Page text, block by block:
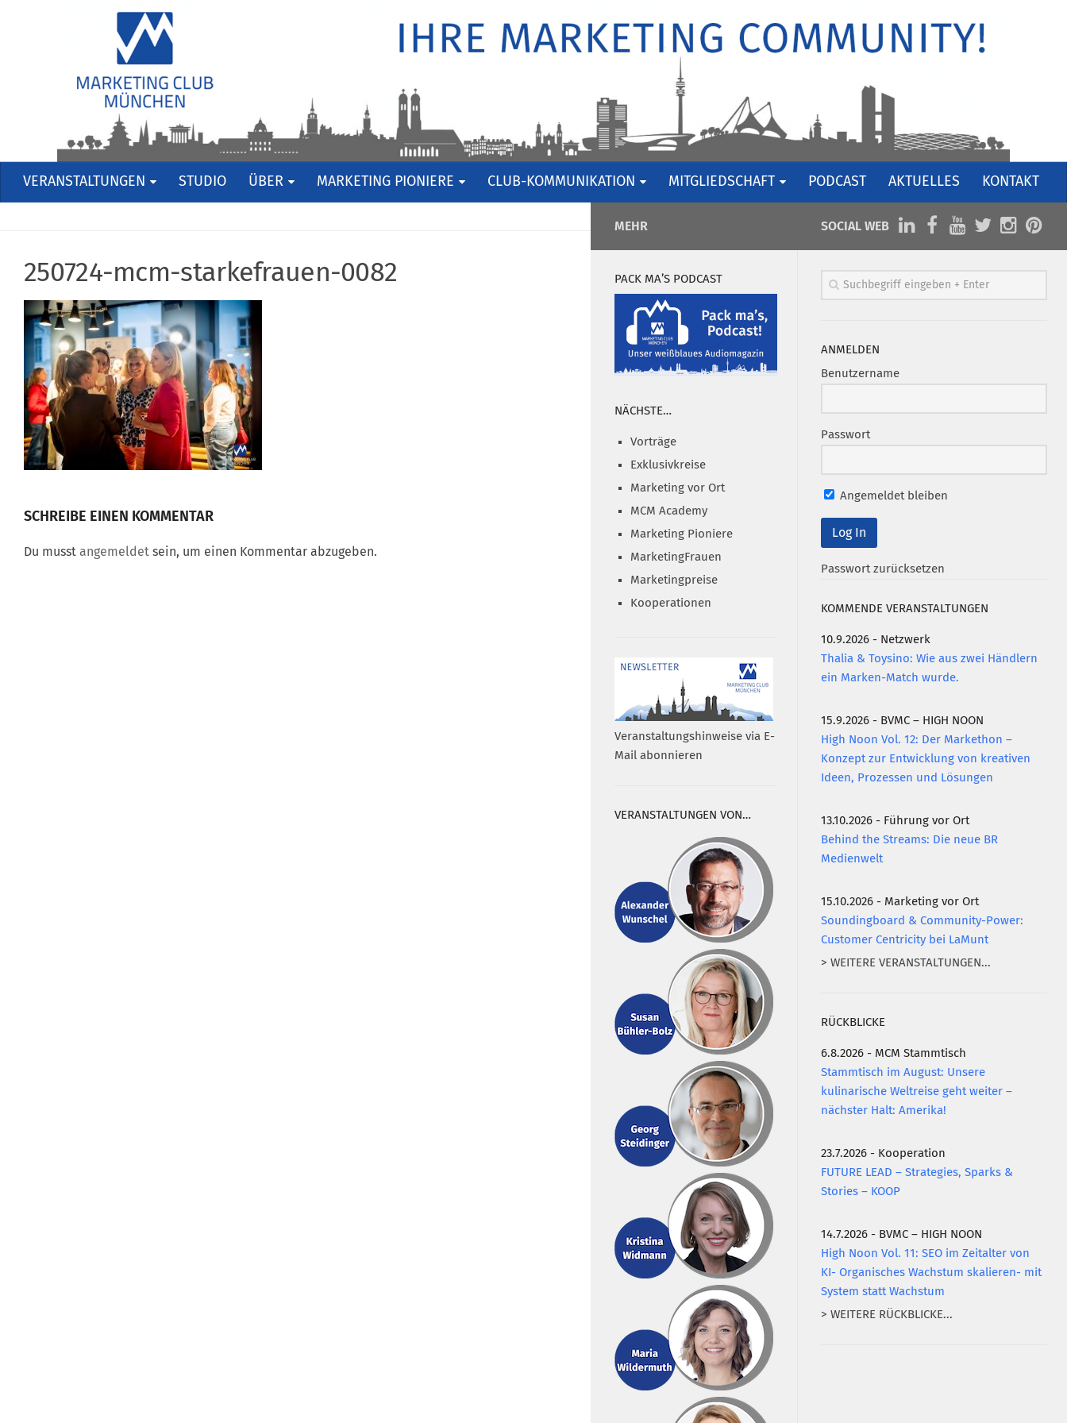
VERANSTALTUNGEN STUDIO ÜBER MARKETING PIONIERE CLUB-KOMMUNIKATION MITGLIEDSCHAFT PODCAST AKTUELLES KONTAKT
250724-mcm-starkefrauen-0082
SCHREIBE EINEN KOMMENTAR
Du musst angemeldet sein, um einen Kommentar abzugeben.
SOCIAL WEB
ANMELDEN
Benutzername
Passwort
Angemeldet bleiben
Passwort zurücksetzen
KOMMENDE VERANSTALTUNGEN
10.9.2026 - Netzwerk
Thalia & Toysino: Wie aus zwei Händlern
ein Marken-Match wurde.
15.9.2026 - BVMC – HIGH NOON
High Noon Vol. 12: Der Markethon –
Konzept zur Entwicklung von kreativen
Ideen, Prozessen und Lösungen
13.10.2026 - Führung vor Ort
Behind the Streams: Die neue BR
Medienwelt
15.10.2026 - Marketing vor Ort
Soundingboard & Community-Power:
Customer Centricity bei LaMunt
> WEITERE VERANSTALTUNGEN...
RÜCKBLICKE
6.8.2026 - MCM Stammtisch
Stammtisch im August: Unsere
kulinarische Weltreise geht weiter –
nächster Halt: Amerika!
23.7.2026 - Kooperation
FUTURE LEAD – Strategies, Sparks &
Stories – KOOP
14.7.2026 - BVMC – HIGH NOON
High Noon Vol. 11: SEO im Zeitalter von
KI- Organisches Wachstum skalieren- mit
System statt Wachstum
> WEITERE RÜCKBLICKE...
MEHR
PACK MA’S PODCAST
NÄCHSTE…
Vorträge
Exklusivkreise
Marketing vor Ort
MCM Academy
Marketing Pioniere
MarketingFrauen
Marketingpreise
Kooperationen
Veranstaltungshinweise via E-
Mail abonnieren
VERANSTALTUNGEN VON…